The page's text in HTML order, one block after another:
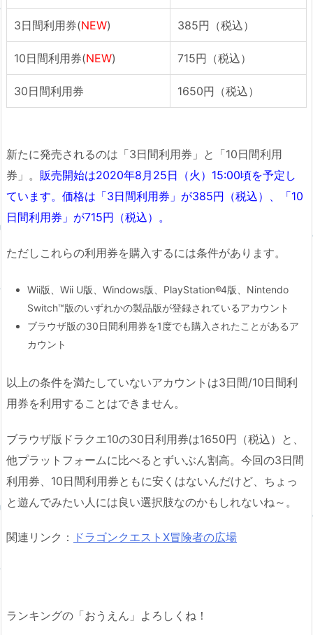
3日間利用券(NEW) 385円（税込）
10日間利用券(NEW) 715円（税込）
30日間利用券 1650円（税込）
新たに発売されるのは「3日間利用券」と「10日間利用
券」。 販売開始は2020年8月25日（火）15:00頃を予定し
ています。価格は「3日間利用券」が385円（税込）、「10
日間利用券」が715円（税込）。
ただしこれらの利用券を購入するには条件があります。
Wii版、Wii U版、Windows版、PlayStation®4版、Nintendo
Switch™版のいずれかの製品版が登録されているアカウント
ブラウザ版の30日間利用券を1度でも購入されたことがあるア
カウント
以上の条件を満たしていないアカウントは3日間/10日間利
用券を利用することはできません。
ブラウザ版ドラクエ10の30日利用券は1650円（税込）と、
他プラットフォームに比べるとずいぶん割高。今回の3日間
利用券、10日間利用券ともに安くはないんだけど、ちょっ
と遊んでみたい人には良い選択肢なのかもしれないね～。
関連リンク： ドラゴンクエストX冒険者の広場
ランキングの「おうえん」よろしくね！